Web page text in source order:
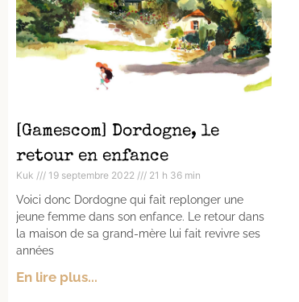
[Gamescom] Dordogne, le
retour en enfance
Kuk 19 septembre 2022 21 h 36 min
Voici donc Dordogne qui fait replonger une
jeune femme dans son enfance. Le retour dans
la maison de sa grand-mère lui fait revivre ses
années
En lire plus...